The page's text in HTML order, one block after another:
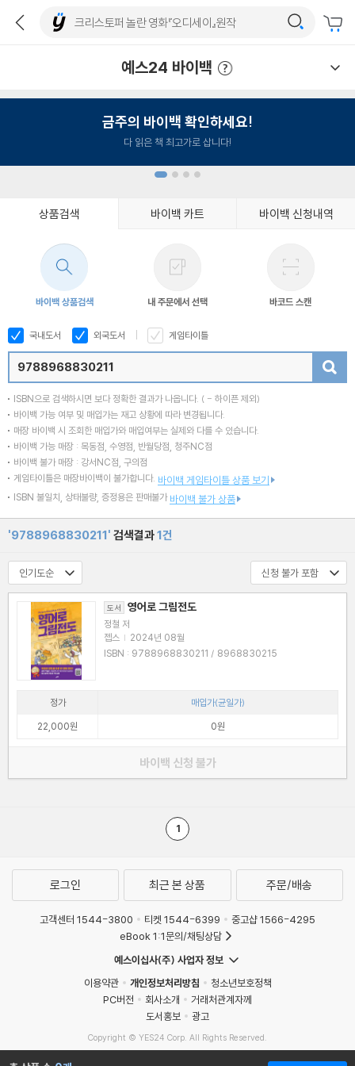
예스24 바이백
금주의 바이백 확인하세요!
다 읽은 책 최고가로 삽니다!
상품검색 바이백 카트 바이백 신청내역
바이백 상품검색 내 주문에서 선택 바코드 스캔
국내도서 외국도서 게임타이틀
ISBN으로 검색하시면 보다 정확한 결과가 나옵니다. ( - 하이픈 제외)
바이백 가능 여부 및 매입가는 재고 상황에 따라 변경됩니다.
매장 바이백 시 조회한 매입가와 매입여부는 실제와 다를 수 있습니다.
바이백 가능 매장 : 목동점, 수영점, 반월당점, 청주NC점
바이백 불가 매장 : 강서NC점, 구의점
게임타이틀은 매장바이백이 불가합니다. 바이백 게임타이틀 상품 보기
ISBN 불일치, 상태불량, 증정용은 판매불가 바이백 불가 상품
'9788968830211' 검색결과1건
도서 영어로 그림전도
정철 저
젭스 | 2024년 08월
ISBN : 9788968830211 / 8968830215
정가
매입가(균일가)
22,000원
0원
바이백 신청 불가
1
로그인 최근 본 상품 주문/배송
고객센터 1544-3800 티켓 1544-6399
중고샵 1566-4295
eBook 1:1문의/채팅상담
예스이십사(주) 사업자 정보
이용약관
개인정보처리방침
청소년보호정책
PC버전
회사소개
거래처관계자께
도서홍보
광고
Copyright © YES24 Corp. All Rights Reserved.
MATOM3